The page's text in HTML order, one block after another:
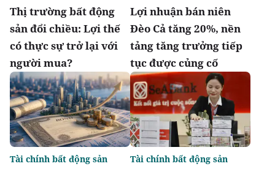
Thị trường bất động
sản đổi chiều: Lợi thế
có thực sự trở lại với
người mua?
Lợi nhuận bán niên
Đèo Cả tăng 20%, nền
tảng tăng trưởng tiếp
tục được củng cố
Tài chính bất động sản Tài chính bất động sản